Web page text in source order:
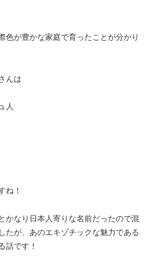
色が豊かな家庭で育ったことが分かり
んは
人
ね！
かなり日本人寄りな名前だったので混
たが、あのエキゾチックな魅力である
話です！